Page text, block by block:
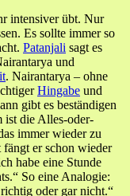
intensiver übt. Nur
Es sollte immer so
Patanjali sagt es
und
. Nairantarya – ohne
Hingabe und
gibt es beständigen
ist die Alles-oder-
immer wieder zu
fängt er schon wieder
habe eine Stunde
So eine Analogie:
oder gar nicht.“